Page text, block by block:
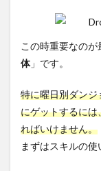
この時重要なの
体」です。
特に曜日別ダン
にゲットするには
ればいけません。
まずはスキルの使